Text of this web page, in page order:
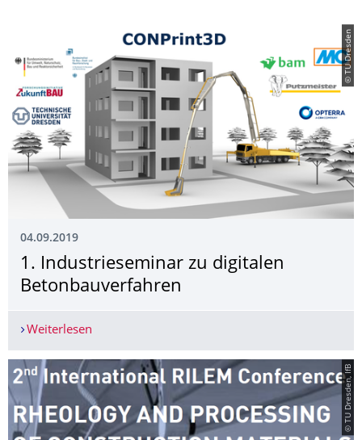
© TU Dresden
04.09.2019
1. Industrieseminar zu digitalen
Betonbauverfahren
Weiterlesen
© TU Dresden, IfB